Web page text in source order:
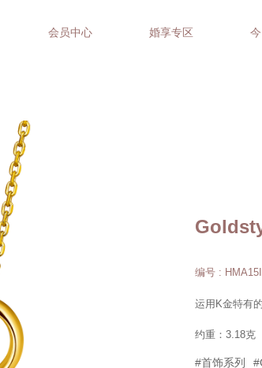
会员中心 婚享专区
编号 :
运用K金特有
约重：3.18克
#首饰系列